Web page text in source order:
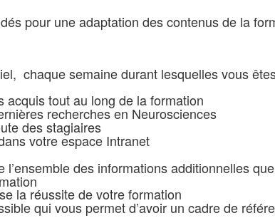
pour une adaptation des contenus de la
chaque semaine durant lesquelles vous
tout au long de la formation
recherches en Neurosciences
des stagiaires
votre espace Intranet
des informations additionnelles
la réussite de votre formation
qui vous permet d’avoir un cadre de